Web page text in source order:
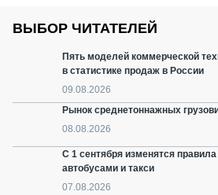
ВЫБОР ЧИТАТЕЛЕЙ
Пять моделей коммерческой
в статистике продаж в России
09.08.2026
Рынок среднетоннажных
08.08.2026
С 1 сентября изменятся
автобусами и такси
07.08.2026